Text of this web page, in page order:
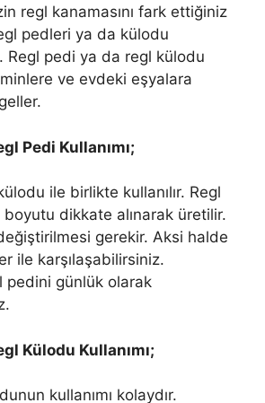
regl kanamasını fark ettiğiniz
pedleri ya da külodu
Regl pedi ya da regl külodu
ve evdeki eşyalara
Pedi Kullanımı;
ile birlikte kullanılır. Regl
dikkate alınarak üretilir.
gerekir. Aksi halde
ile karşılaşabilirsiniz.
pedini günlük olarak
Külodu Kullanımı;
kullanımı kolaydır.